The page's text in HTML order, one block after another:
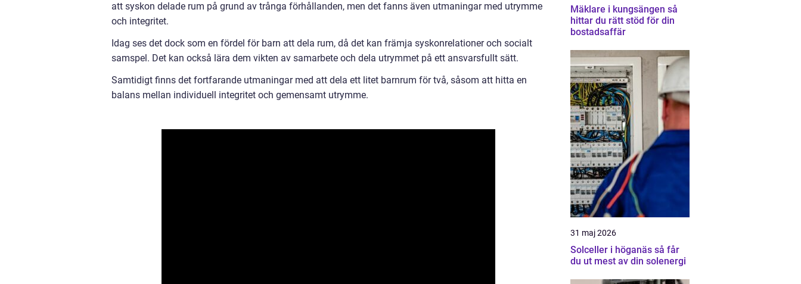
att syskon delade rum på grund av trånga förhållanden, men det fanns även utmaningar med utrymme
och integritet.
Idag ses det dock som en fördel för barn att dela rum, då det kan främja syskonrelationer och socialt
samspel. Det kan också lära dem vikten av samarbete och dela utrymmet på ett ansvarsfullt sätt.
Samtidigt finns det fortfarande utmaningar med att dela ett litet barnrum för två, såsom att hitta en
balans mellan individuell integritet och gemensamt utrymme.
Mäklare i kungsängen så
hittar du rätt stöd för din
bostadsaffär
31 maj 2026
Solceller i höganäs så får
du ut mest av din solenergi